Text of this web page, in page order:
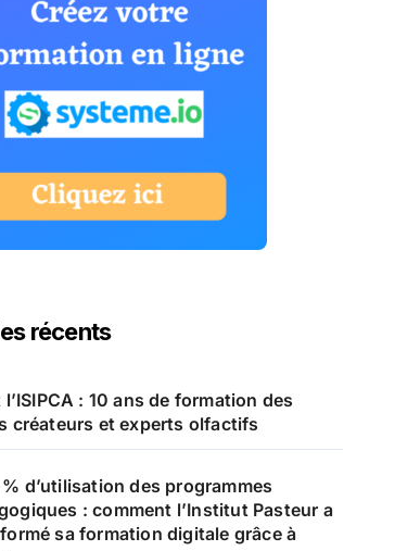
récents
l’ISIPCA : 10 ans de formation des
créateurs et experts olfactifs
d’utilisation des programmes
: comment l’Institut Pasteur a
sa formation digitale grâce à